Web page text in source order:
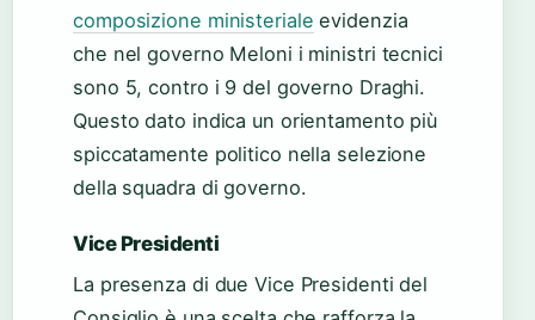
composizione ministeriale evidenzia
che nel governo Meloni i ministri tecnici
sono 5, contro i 9 del governo Draghi.
Questo dato indica un orientamento più
spiccatamente politico nella selezione
della squadra di governo.
Vice Presidenti
La presenza di due Vice Presidenti del